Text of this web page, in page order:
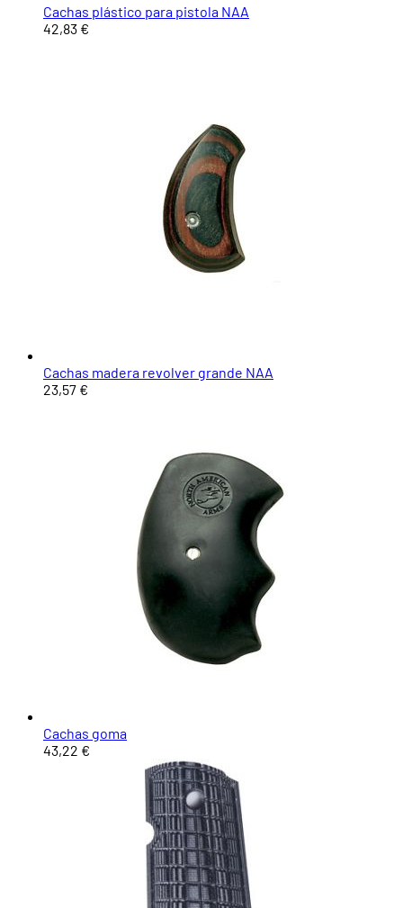
Cachas plástico para pistola NAA
42,83 €
Cachas madera revolver grande NAA
23,57 €
Cachas goma
43,22 €